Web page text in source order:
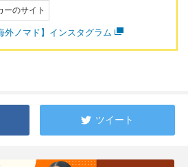
ーのサイト
外ノマド】インスタグラム
ツイート